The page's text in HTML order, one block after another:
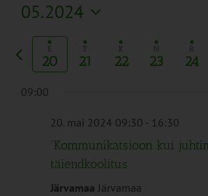
05.2024
Vali
kuupäev.
E
20
T
21
K
22
N
23
R
24
Eelmine
nädal
09:00
20. mai 2024 09:30 - 16:30
“Kommunikatsioon kui
täiendkoolitus
Järvamaa Järvamaa